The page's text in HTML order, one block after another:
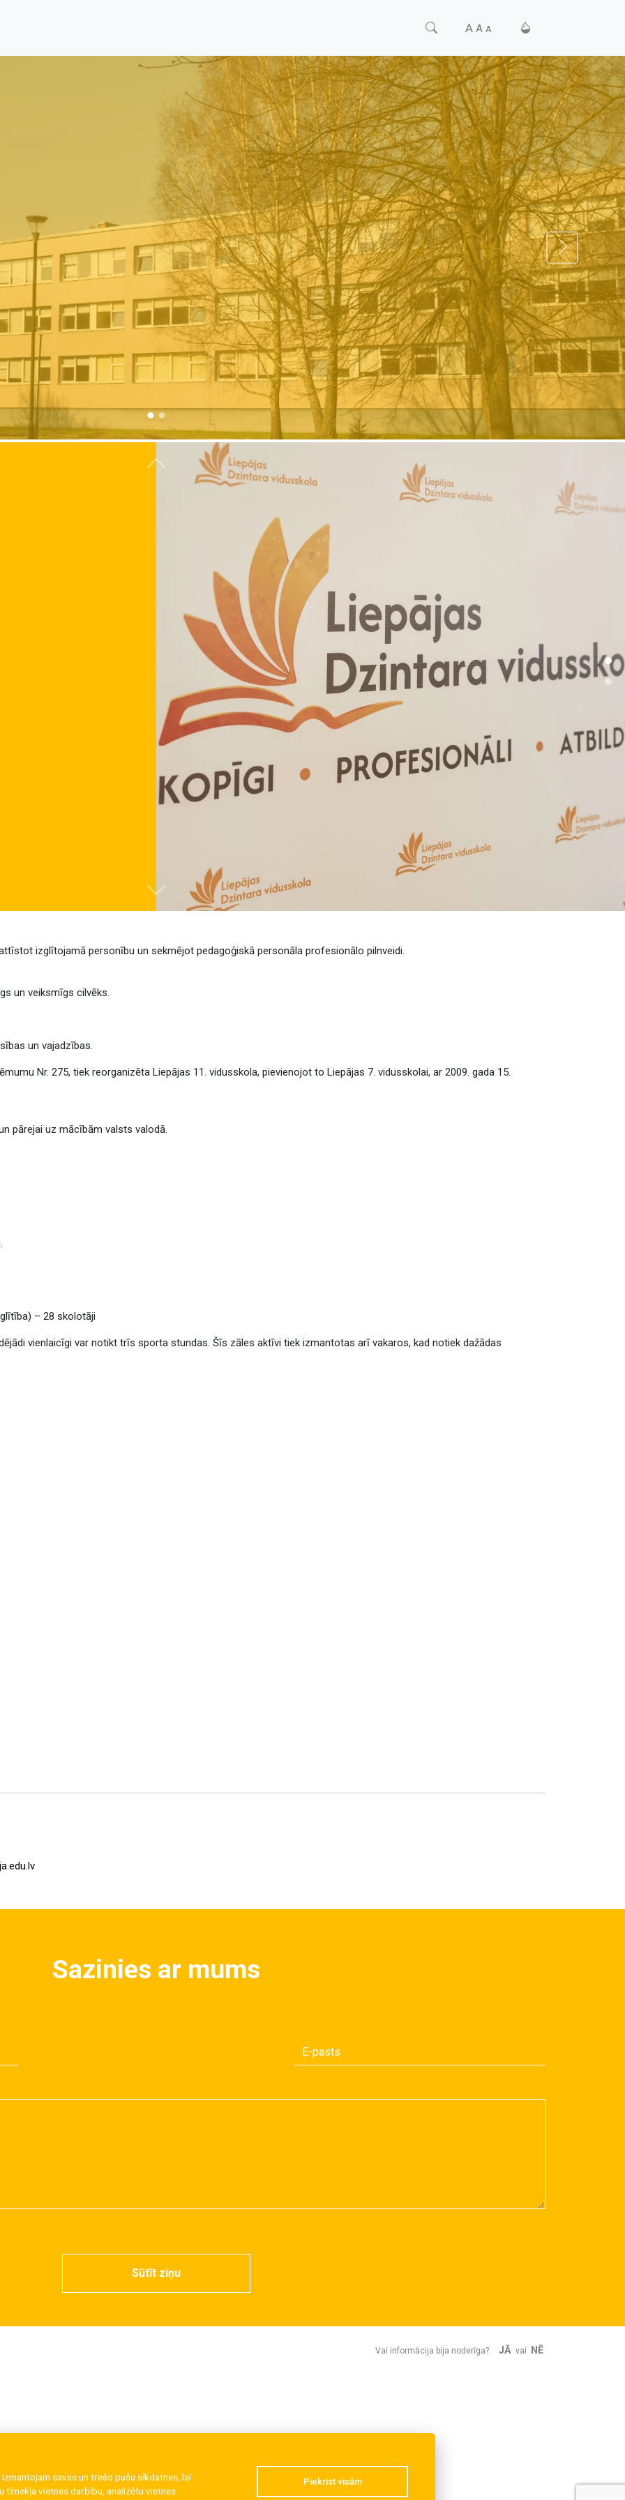
A A A
TĀLĀK
Atpakaļ
Tālāk
izglītojamā personību un sekmējot pedagoģiskā personāla profesionālo pilnveidi.
un veiksmīgs cilvēks.
un vajadzības.
Nr. 275, tiek reorganizēta Liepājas 11. vidusskola, pievienojot to Liepājas 7. vidusskolai, ar 2009. gada 15.
pārejai uz mācībām valsts valodā.
.
– 28 skolotāji
vienlaicīgi var notikt trīs sporta stundas. Šīs zāles aktīvi tiek izmantotas arī vakaros, kad notiek dažādas
Sazinies ar mums
Sūtīt ziņu
Vai informācija bija noderīga? JĀ vai NĒ
savas un trešo pušu sīkdatnes, lai
tīmekļa vietnes darbību, analizētu vietnes
Piekrist visām